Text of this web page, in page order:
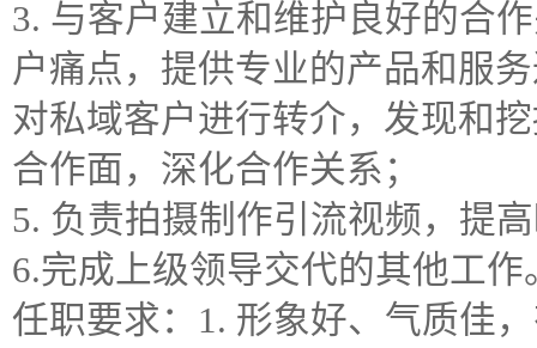
3. 与客户建立和维护良好的合
户痛点，提供专业的产品和服
对私域客户进行转介，发现和
合作面，深化合作关系；
5. 负责拍摄制作引流视频，提
6.完成上级领导交代的其他工作
任职要求：1. 形象好、气质佳